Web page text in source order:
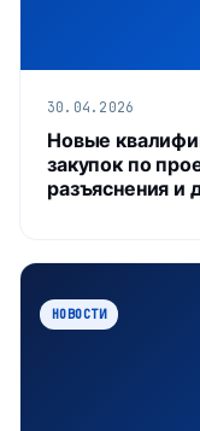
30.04.2026
Новые
закупок по
разъяснения и
НОВОСТИ